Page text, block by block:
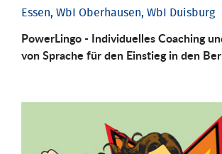
Essen, WbI Oberhausen, WbI Duisburg
PowerLingo - Individuelles Coaching
von Sprache für den Einstieg in den